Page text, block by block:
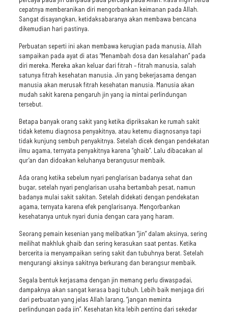
cepatnya memberanikan diri mengorbankan keimanan pada Allah.
Sangat disayangkan, ketidaksabaranya akan membawa bencana
dikemudian hari pastinya.
Perbuatan seperti ini akan membawa kerugian pada manusia, Allah
sampaikan pada ayat di atas “Menambah dosa dan kesalahan” pada
diri mereka. Mereka akan keluar dari fitrah – fitrah manusia, salah
satunya fitrah kesehatan manusia. Jin yang bekerjasama dengan
manusia akan merusak fitrah kesehatan manusia. Manusia akan
mudah sakit karena pengaruh jin yang ia mintai perlindungan
tersebut.
Betapa banyak orang sakit yang ketika dipriksakan ke rumah sakit
tidak ketemu diagnosa penyakitnya, atau ketemu diagnosanya tapi
tidak kunjung sembuh penyakitnya. Setelah dicek dengan pendekatan
ilmu agama, ternyata penyakitnya karena “ghaib”. Lalu dibacakan al
qur’an dan didoakan keluhanya berangusur membaik.
Ada orang ketika sebelum nyari penglarisan badanya sehat dan
bugar, setelah nyari penglarisan usaha bertambah pesat, namun
badanya mulai sakit sakitan. Setelah didekati dengan pendekatan
agama, ternyata karena efek penglarisanya. Mengorbankan
kesehatanya untuk nyari dunia dengan cara yang haram.
Seorang pemain kesenian yang melibatkan “jin” dalam aksinya, sering
meilihat makhluk ghaib dan sering kerasukan saat pentas. Ketika
bercerita ia menyampaikan sering sakit dan tubuhnya berat. Setelah
mengurangi aksinya sakitnya berkurang dan berangsur membaik.
Segala bentuk kerjasama dengan jin memang perlu diwaspadai,
dampaknya akan sangat kerasa bagi tubuh. Lebih baik menjaga diri
dari perbuatan yang jelas Allah larang, “jangan meminta
perlindungan pada jin”. Kesehatan kita lebih penting dari sekedar